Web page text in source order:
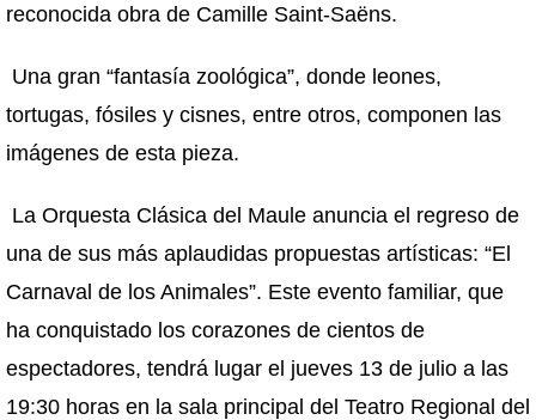
reconocida obra de Camille Saint-Saëns.
Una gran “fantasía zoológica”, donde leones,
tortugas, fósiles y cisnes, entre otros, componen las
imágenes de esta pieza.
La Orquesta Clásica del Maule anuncia el regreso de
una de sus más aplaudidas propuestas artísticas: “El
Carnaval de los Animales”. Este evento familiar, que
ha conquistado los corazones de cientos de
espectadores, tendrá lugar el jueves 13 de julio a las
19:30 horas en la sala principal del Teatro Regional del